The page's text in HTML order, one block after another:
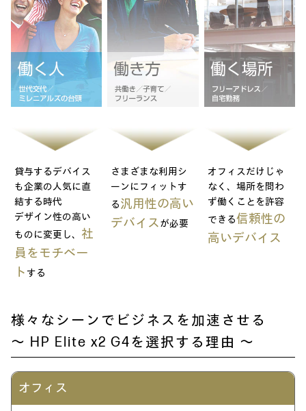
貸与するデバイス
も企業の人気に直
結する時代
デザイン性の高い
ものに変更し、 社
員をモチベー
ト する
さまざまな利用シ
ーンにフィットす
る汎用性の高い
デバイスが必要
オフィスだけじゃ
なく、 場所を問わ
ず働くことを許容
できる信頼性の
高いデバイス
様々なシーンでビジネスを加速させる
～ HP Elite x2 G4を選択する理由 ～
オフィス